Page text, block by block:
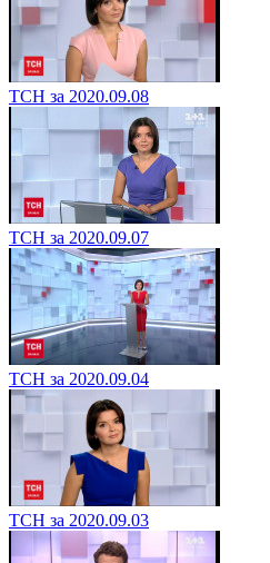
ТСН за 2020.09.08
ТСН за 2020.09.07
ТСН за 2020.09.04
ТСН за 2020.09.03